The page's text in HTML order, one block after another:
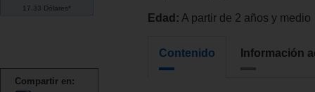
17.33 Dólares*
Compartir en:
Edad: A partir de 2 años y medio
Contenido Información